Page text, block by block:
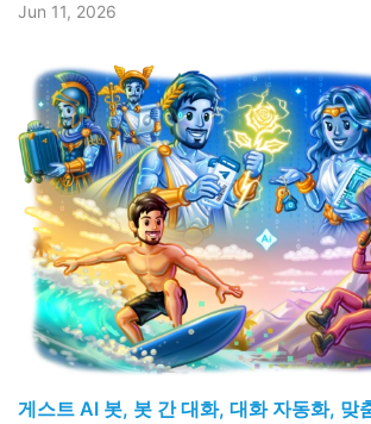
Jun 11, 2026
게스트 AI 봇, 봇 간 대화, 대화 자동화, 맞